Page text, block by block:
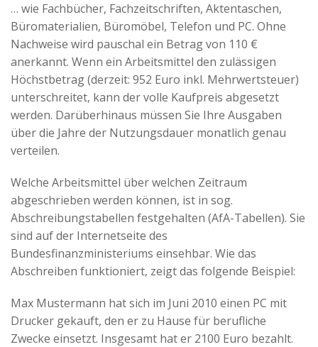
… wie Fachbücher, Fachzeitschriften, Aktentaschen,
Büromaterialien, Büromöbel, Telefon und PC. Ohne
Nachweise wird pauschal ein Betrag von 110 €
anerkannt. Wenn ein Arbeitsmittel den zulässigen
Höchstbetrag (derzeit: 952 Euro inkl. Mehrwertsteuer)
unterschreitet, kann der volle Kaufpreis abgesetzt
werden. Darüberhinaus müssen Sie Ihre Ausgaben
über die Jahre der Nutzungsdauer monatlich genau
verteilen.
Welche Arbeitsmittel über welchen Zeitraum
abgeschrieben werden können, ist in sog.
Abschreibungstabellen festgehalten (AfA-Tabellen). Sie
sind auf der Internetseite des
Bundesfinanzministeriums einsehbar. Wie das
Abschreiben funktioniert, zeigt das folgende Beispiel:
Max Mustermann hat sich im Juni 2010 einen PC mit
Drucker gekauft, den er zu Hause für berufliche
Zwecke einsetzt. Insgesamt hat er 2100 Euro bezahlt.